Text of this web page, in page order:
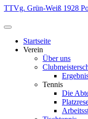
Zum
springen
TTVg. Grün-Weiß 1928
Startseite
Verein
Über uns
Tennis
Die